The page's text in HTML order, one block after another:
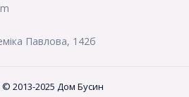
Павлова, 142б
2013-2025 Дом Бусин